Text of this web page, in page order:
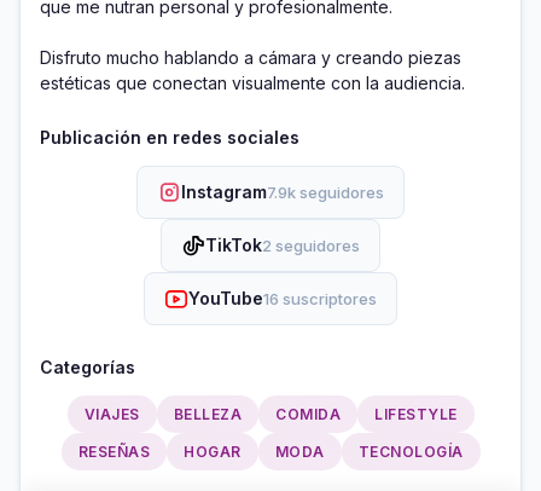
que me nutran personal y profesionalmente.
Disfruto mucho hablando a cámara y creando piezas
estéticas que conectan visualmente con la audiencia.
Publicación en redes sociales
Instagram7.9k seguidores
TikTok2 seguidores
YouTube16 suscriptores
Categorías
VIAJES BELLEZA COMIDA LIFESTYLE
RESEÑAS HOGAR MODA TECNOLOGÍA